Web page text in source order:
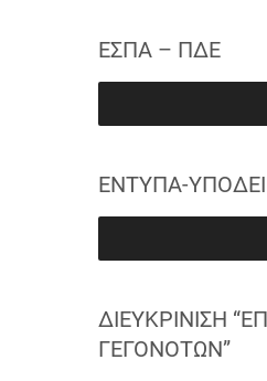
ΕΣΠΑ – ΠΔΕ
ΕΝΤΥΠΑ-
ΔΙΕΥΚΡΊΝΙΣΗ
ΓΕΓΟΝΌΤΩΝ”